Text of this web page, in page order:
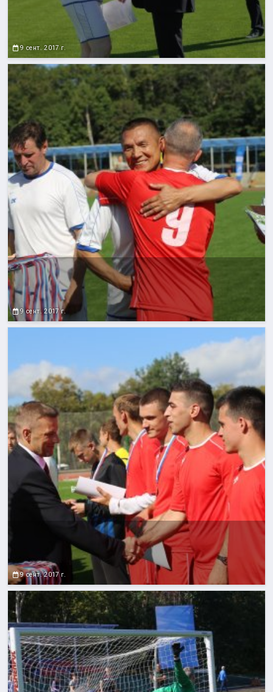
9 сент. 2017 г.
9 сент. 2017 г.
9 сент. 2017 г.